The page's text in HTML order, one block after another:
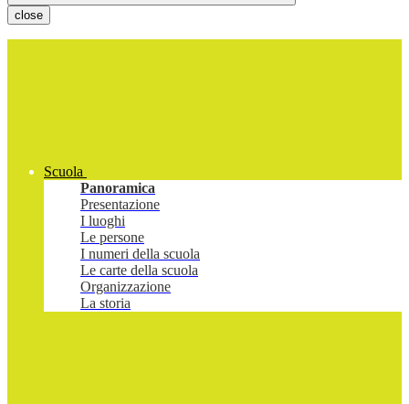
close
Scuola
Panoramica
Presentazione
I luoghi
Le persone
I numeri della scuola
Le carte della scuola
Organizzazione
La storia